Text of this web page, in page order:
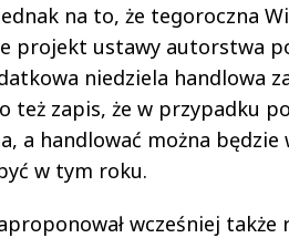
na to, że tegoroczna
projekt ustawy autorstwa
niedziela handlowa
też zapis, że w przypadku
a handlować można
w tym roku.
wcześniej